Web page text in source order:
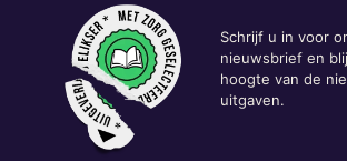
Schrijf u in voor
nieuwsbrief en
hoogte van de
uitgaven.